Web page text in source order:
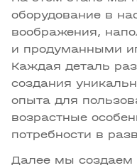
оборудование в
воображения,
и продуманными
Каждая деталь
создания
опыта для
возрастные
потребности в
Далее мы создаем